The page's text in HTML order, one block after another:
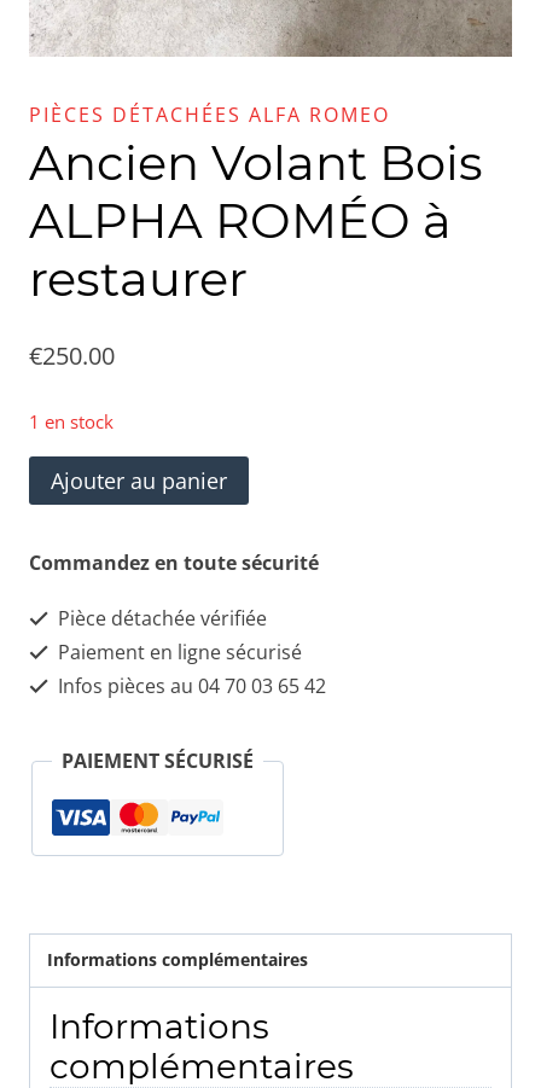
PIÈCES DÉTACHÉES ALFA ROMEO
Ancien Volant Bois
ALPHA ROMÉO à
restaurer
€250.00
1 en stock
quantité
de
Ancien
Bois
ALPHA
Ajouter au panier
Commandez en toute sécurité
Pièce détachée vérifiée
Paiement en ligne sécurisé
Infos pièces au 04 70 03 65 42
PAIEMENT SÉCURISÉ
Informations complémentaires
Informations
complémentaires